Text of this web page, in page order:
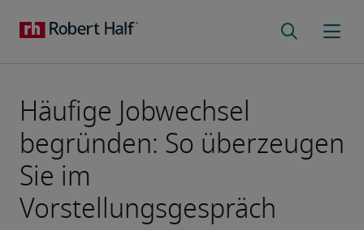
Häufige Jobwechsel
begründen: So überzeugen
Sie im
Vorstellungsgespräch